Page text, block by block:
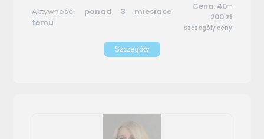
Aktywność: ponad 3 miesiące
temu
Cena: 40–
200 zł
Szczegóły ceny
Szczegóły